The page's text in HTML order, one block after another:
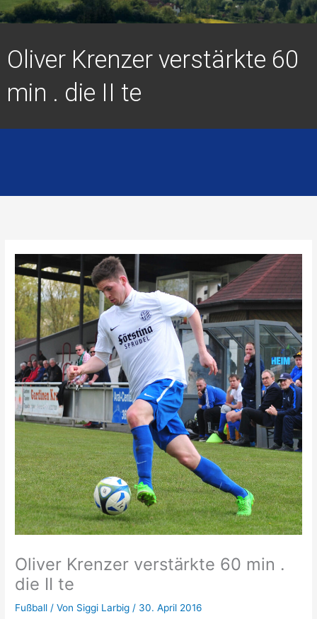
Oliver Krenzer verstärkte 60
min . die II te
Oliver Krenzer verstärkte 60 min .
die II te
Fußball / Von Siggi Larbig / 30. April 2016